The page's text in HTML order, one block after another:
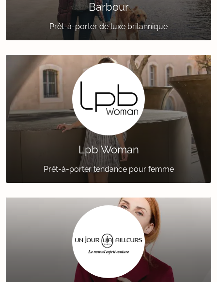
Barbour
Prêt-à-porter de luxe britannique
Lpb Woman
Prêt-à-porter tendance pour femme